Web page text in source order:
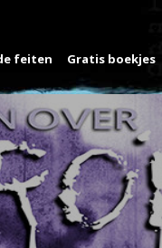
feiten Gratis boekjes